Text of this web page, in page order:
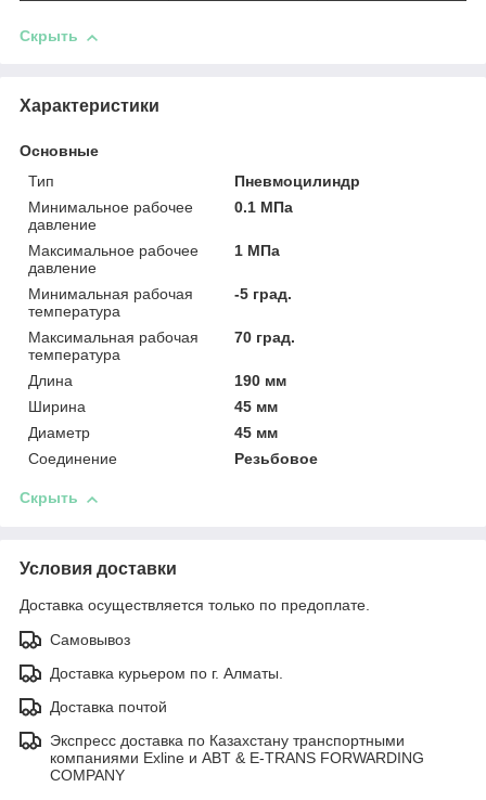
Скрыть
Характеристики
Основные
Тип
Пневмоцилиндр
Минимальное рабочее
давление
0.1 МПа
Максимальное рабочее
давление
1 МПа
Минимальная рабочая
температура
-5 град.
Максимальная рабочая
температура
70 град.
Длина
190 мм
Ширина
45 мм
Диаметр
45 мм
Соединение
Резьбовое
Скрыть
Условия доставки
Доставка осуществляется только по предоплате.
Самовывоз
Доставка курьером по г. Алматы.
Доставка почтой
Экспресс доставка по Казахстану транспортными
компаниями Exline и ABT & E-TRANS FORWARDING
COMPANY